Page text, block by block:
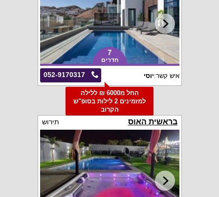
7
חדרים
052-9170317 איש קשר:יוסי
החל מ6000 ₪ ללילה
למזמינים 2 לילות בסופ"ש
הקרוב
בראשית האוס תירוש